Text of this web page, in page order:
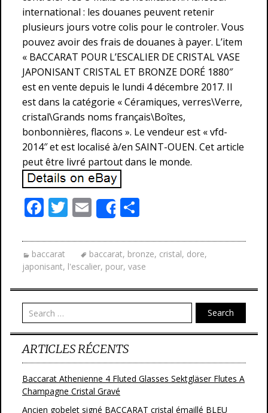
international : les douanes peuvent retenir
plusieurs jours votre colis pour le controler. Vous
pouvez avoir des frais de douanes à payer. L’item
« BACCARAT POUR L’ESCALIER DE CRISTAL VASE
JAPONISANT CRISTAL ET BRONZE DORÉ 1880″
est en vente depuis le lundi 4 décembre 2017. Il
est dans la catégorie « Céramiques, verres\Verre,
cristal\Grands noms français\Boîtes,
bonbonnières, flacons ». Le vendeur est « vfd-
2014″ et est localisé à/en SAINT-OUEN. Cet article
peut être livré partout dans le monde.
F
e
b
o
o
k
T
itt
er
E
m
ai
l
Share
ta
g
er
baccarat baccarat, bronze, cristal, dore,
japonisant, l'escalier, pour, vase
Search
ARTICLES RÉCENTS
Baccarat Athenienne 4 Fluted Glasses Sektgläser Flutes A
Champagne Cristal Gravé
Ancien gobelet signé BACCARAT cristal émaillé BLEU